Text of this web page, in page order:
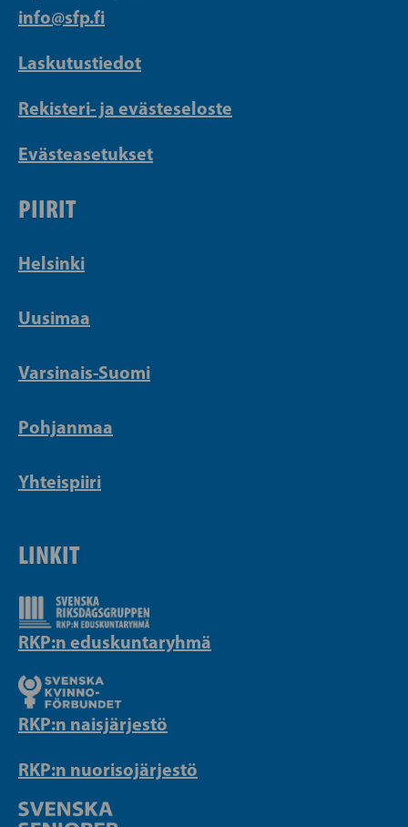
info@sfp.fi
Laskutustiedot
Rekisteri- ja evästeseloste
Evästeasetukset
PIIRIT
Helsinki
Uusimaa
Varsinais-Suomi
Pohjanmaa
Yhteispiiri
LINKIT
RKP:n eduskuntaryhmä
RKP:n naisjärjestö
RKP:n nuorisojärjestö